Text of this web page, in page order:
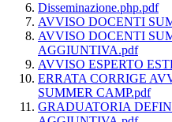
Disseminazione.php.pdf
AVVISO DOCENTI
AVVISO DOCENTI
AGGIUNTIVA.pdf
AVVISO ESPERTO
ERRATA CORRIGE
SUMMER CAMP.pdf
GRADUATORIA